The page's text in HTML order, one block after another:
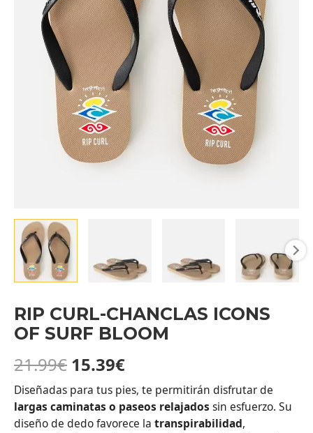
RIP CURL-CHANCLAS ICONS
OF SURF BLOOM
21.99€ 15.39€
Diseñadas para tus pies, te permitirán disfrutar de
largas caminatas o paseos relajados sin esfuerzo. Su
diseño de dedo favorece la transpirabilidad,